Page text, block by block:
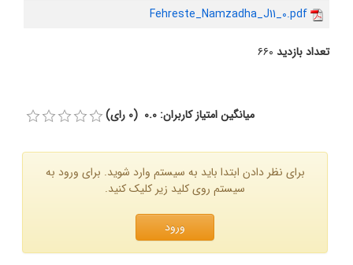
Fehreste_Namzadha_J11_0.pdf
تعداد بازدید ۶۶۰
میانگین امتیاز کاربران: 0.0 (0 رای)
برای نظر دادن ابتدا باید به سیستم وارد شوید. برای ورود به
سیستم روی کلید زیر کلیک کنید.
ورود